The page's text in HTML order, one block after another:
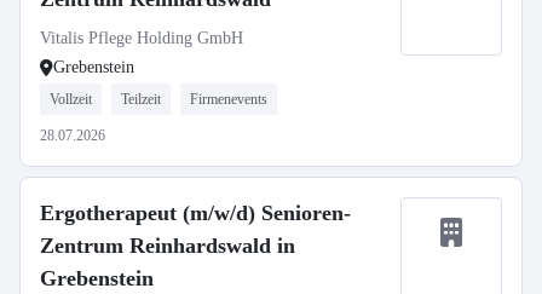
Vitalis Pflege Holding GmbH
Grebenstein
Vollzeit Teilzeit Firmenevents
28.07.2026
Ergotherapeut (m/w/d) Senioren-
Zentrum Reinhardswald in
Grebenstein